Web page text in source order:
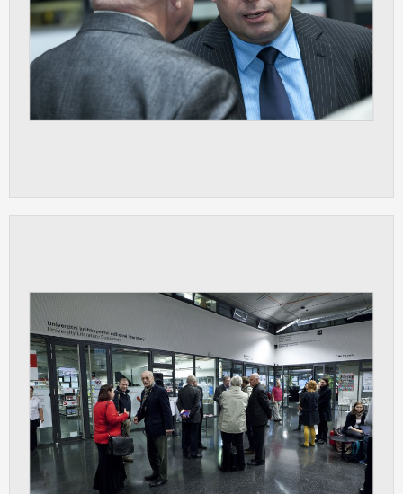
ANALYTICKÉ
Slouží pro získávání anonymizovaných
statistických údajů, které nám pomáhají
vylepšovat naše aplikace. Zpravidla jde o
MARKETINGOVÉ
s analýzou uživatelského chování
pomáhají.
OSTATNÍ
Cookies, které aplikace nedokáže zařadit.
Naším cílem je, aby tato kategorie
zůstala prázdná a všechny cookies byly
přiřazeny do některé z kategorií
uvedených výše.